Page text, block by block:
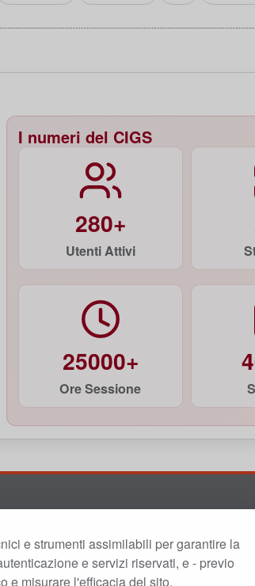
e strumenti assimilabili per garantire la
e servizi riservati, e - previo
e misurare l'efficacia del sito.
I numeri del CIGS
280+
Utenti Attivi
25000+
Ore Sessione
Ricerca Scientifica
I.L.O.
Dipartimenti